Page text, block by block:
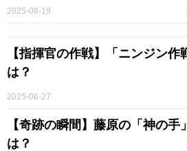
2025-08-19
【指揮官の作戦】「ニンジン作
は？
2025-06-27
【奇跡の瞬間】藤原の「神の手
は？